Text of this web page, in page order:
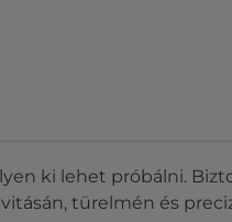
ki lehet próbálni.
türelmén és